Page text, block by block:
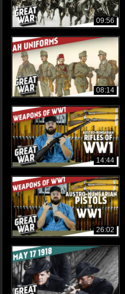
09:56
08:14
14:44
26:02